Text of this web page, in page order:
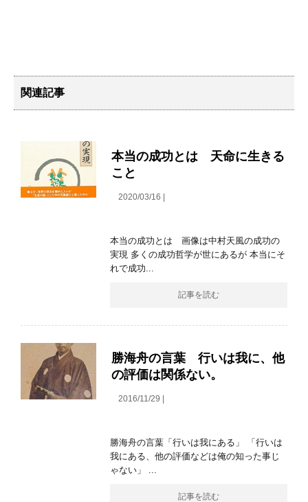
関連記事
本当の成功とは 天命に生きる
こと
2020/03/16 |
本当の成功とは 画像は中村天風の成功の
実現 多くの成功哲学が世にあるが 本当にそ
れで成功...
記事を読む
勝海舟の言葉 行いは我に、他
の評価は関係ない。
2016/11/29 |
勝海舟の言葉「行いは我にある」 「行いは
我にある、他の評価などは俺の知った事じ
ゃない」 ...
記事を読む